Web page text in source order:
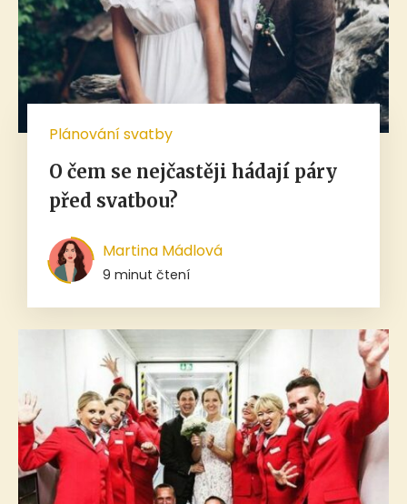
Plánování svatby
O čem se nejčastěji hádají páry
před svatbou?
Martina Mádlová
9 minut čtení